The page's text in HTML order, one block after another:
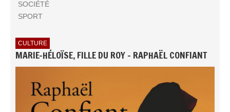
SOCIÉTÉ
SPORT
CULTURE
MARIE-HÉLOÏSE, FILLE DU ROY - RAPHAËL CONFIANT